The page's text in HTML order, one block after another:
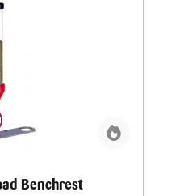
Benchrest